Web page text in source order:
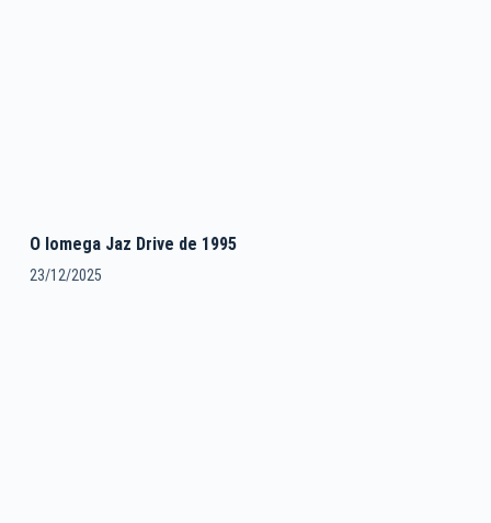
O Iomega Jaz Drive de 1995
23/12/2025